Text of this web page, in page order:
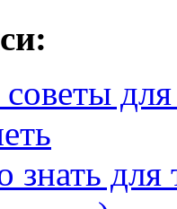
для